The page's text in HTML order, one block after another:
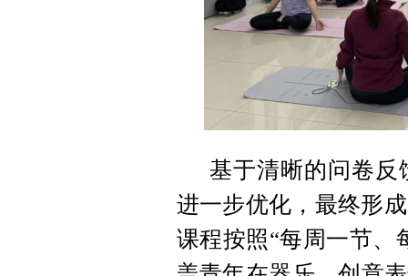
基于清晰的问卷
进一步优化，最终形
课程按照“每周一节、